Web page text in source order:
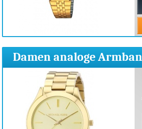
Damen analoge
Edelstahl